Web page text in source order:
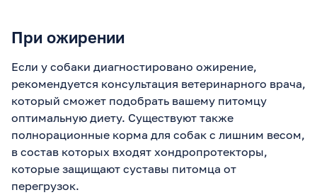
При ожирении
Если у собаки диагностировано ожирение,
рекомендуется консультация ветеринарного врача,
который сможет подобрать вашему питомцу
оптимальную диету. Существуют также
полнорационные корма для собак с лишним весом,
в состав которых входят хондропротекторы,
которые защищают суставы питомца от
перегрузок.